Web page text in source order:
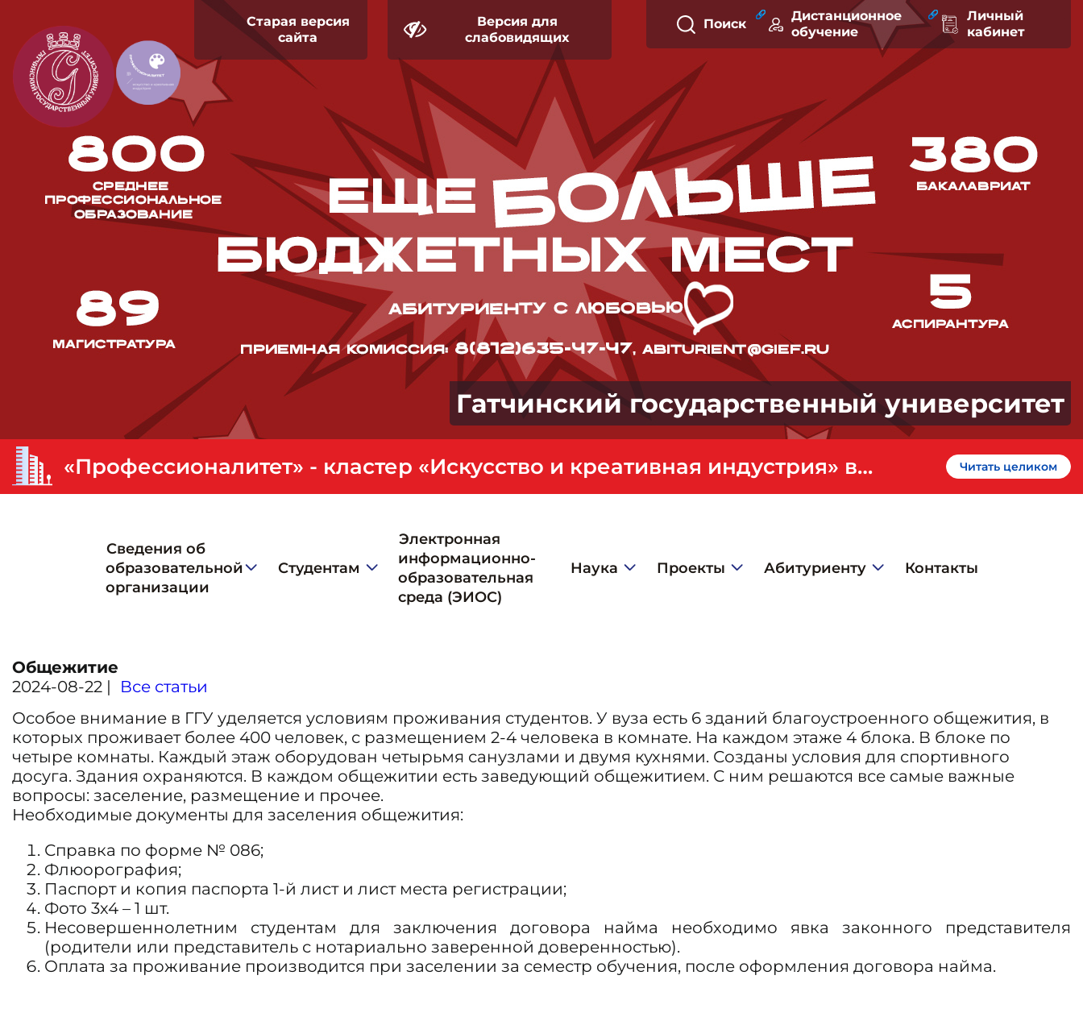
Старая версия
сайта
Версия для
слабовидящих
Поиск
Дистанционное
обучение
Личный
кабинет
Гатчинский государственный университет
«Профессионалитет» - кластер «Искусство и креативная индустрия» в ГИЭФПТ Читать целиком
Сведения об
образовательной
организации
Студентам
Электронная
информационно-
образовательная
среда (ЭИОС)
Наука Проекты Абитуриенту Контакты
Общежитие
2024-08-22 |
Все статьи
Особое внимание в ГГУ уделяется условиям проживания студентов. У вуза есть 6 зданий благоустроенного общежития, в
которых проживает более 400 человек, с размещением 2-4 человека в комнате. На каждом этаже 4 блока. В блоке по
четыре комнаты. Каждый этаж оборудован четырьмя санузлами и двумя кухнями. Созданы условия для спортивного
досуга. Здания охраняются. В каждом общежитии есть заведующий общежитием. С ним решаются все самые важные
вопросы: заселение, размещение и прочее.
Необходимые документы для заселения общежития:
Справка по форме № 086;
Флюорография;
Паспорт и копия паспорта 1-й лист и лист места регистрации;
Фото 3х4 – 1 шт.
Несовершеннолетним студентам для заключения договора найма необходимо явка законного представителя
(родители или представитель с нотариально заверенной доверенностью).
Оплата за проживание производится при заселении за семестр обучения, после оформления договора найма.